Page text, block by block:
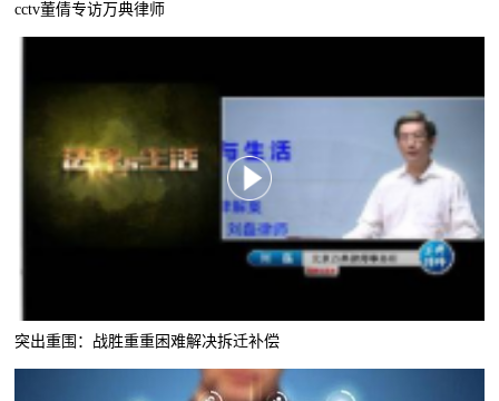
cctv董倩专访万典律师
突出重围：战胜重重困难解决拆迁补偿